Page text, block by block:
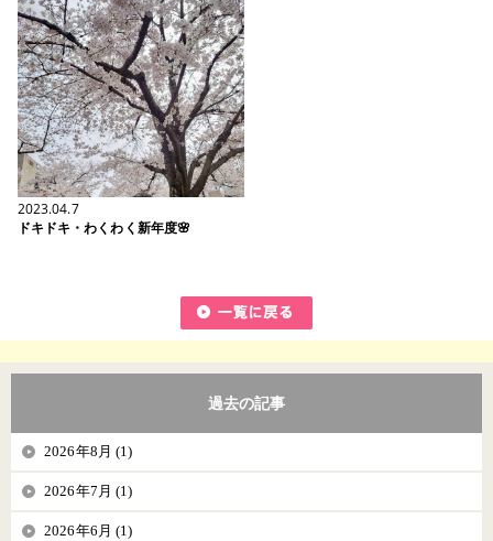
2023.04.7
ドキドキ・わくわく新年度🌸
過去の記事
2026年8月 (1)
2026年7月 (1)
2026年6月 (1)